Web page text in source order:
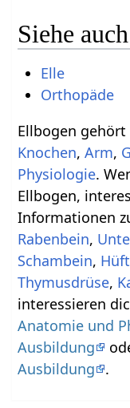
Siehe auch
Elle
Orthopäde
Ellbogen
Knochen,Arm,
Physiologie.
Ellbogen,
Informationen
Rabenbein,
Schambein,
Thymusdrüse,
interessieren
Anatomie und
Ausbildung
Ausbildung
.